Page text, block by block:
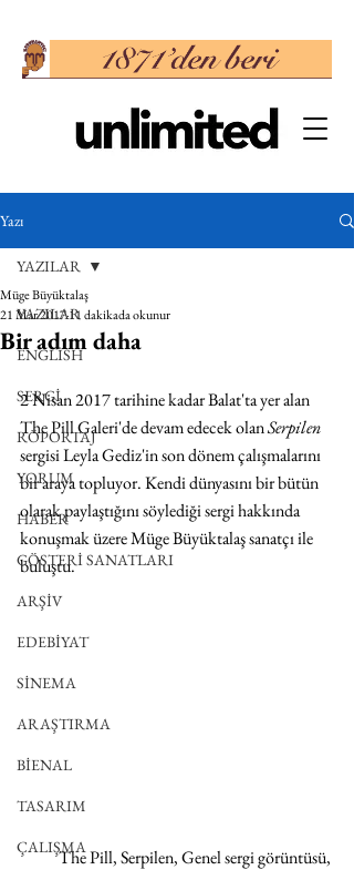
Yazı
YAZILAR
ENGLISH
SERGİ
RÖPORTAJ
YORUM
HABER
GÖSTERİ SANATLARI
ARŞİV
EDEBİYAT
SİNEMA
ARAŞTIRMA
BİENAL
TASARIM
ÇALIŞMA
YAZILAR
Bir adım daha
Müge Büyüktalaş
21 Mar 201711 dakikada okunur
2 Nisan 2017 tarihine kadar Balat'ta yer alan
The Pill Galeri'de devam edecek olan Serpilen
sergisi Leyla Gediz'in son dönem çalışmalarını
bir araya topluyor. Kendi dünyasını bir bütün
olarak paylaştığını söylediği sergi hakkında
konuşmak üzere Müge Büyüktalaş sanatçı ile
buluştu.
The Pill, Serpilen, Genel sergi görüntüsü,